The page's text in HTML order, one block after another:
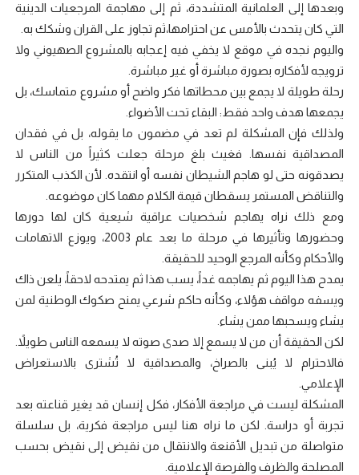
وبعدها إلى العلمانية المتشددة، ثم إلى مهاجمة المرجعيات الدينية
التي كان يتحدث بالأمس عن احترامها،ثم تجاوز على القران وشكك به.
واليوم نجده في موقع لا يخفي فيه إعجابه بالمشروع الصهيوني ولا
ترويجه لأفكاره بصورة مباشرة أو غير مباشرة.
رحلة طويلة لا يجمع بين محطاتها فكر واضح أو مشروع متماسك، بل
يجمعها هدف واحد فقط: البقاء تحت الأضواء.
ولذلك فإن المشكلة لم تعد في مضمون ما يقوله، بل في فقدان
المصداقية نفسها. فغيث بلغ مرحلة جعلت كثيراً من الناس لا
يصدقونه حتى لو هاجم الشيطان نفسه أو انتقده. لأن الكذب المتكرر
والتناقض المستمر يسقطان قيمة الكلام مهما كان موضوعه.
ومع ذلك نراه يهاجم شخصيات عراقية شيعية كان لها دورها
وحضورها وتأثيرها في مرحلة ما بعد عام 2003، ويوزع الاتهامات
والأحكام وكأنه المرجع الوحيد للحقيقة.
يمدح هذا اليوم ثم يهاجمه غداً، يسب هذا ثم يمتدحه لاحقاً، يلعن ذاك
ويسفه مواقف هؤلاء، وكأنه حاكم شرعي يمنح صكوك الوطنية لمن
يشاء ويسحبها ممن يشاء.
لكن الحقيقة أن من لا يسمع إلا صدى صوته لا يسمعه الناس طويلاً.
فالاحترام لا يُبنى بالصراخ، والمصداقية لا تُشترى بالاستعراض
الإعلامي.
المشكلة ليست في مراجعة الأفكار، فكل إنسان قد يغير قناعته بعد
تجربة أو دراسة. لكن ما نراه هنا ليس مراجعة فكرية، بل سلسلة
متواصلة من تبديل الأقنعة والانتقال من نقيض إلى نقيض بحسب
المصلحة والظرف والفرصة الإعلامية.